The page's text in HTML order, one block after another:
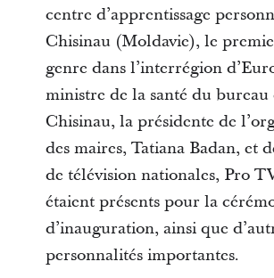
centre d’apprentissage
Chisinau (Moldavie), le
genre dans l’interrégion
ministre de la santé du
Chisinau, la présidente de
des maires, Tatiana Badan, et
de télévision nationales, Pro
étaient présents pour la
d’inauguration, ainsi que
personnalités importantes.